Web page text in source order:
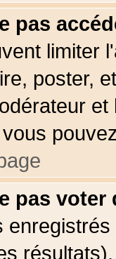
pas
limiter
poster,
pas voter